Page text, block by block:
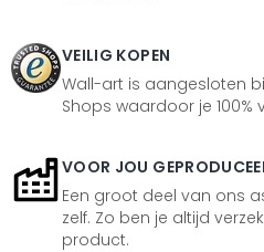
VEILIG KOPEN
Wall-art is aangesloten
Shops waardoor je 100%
VOOR JOU
Een groot deel van ons
zelf. Zo ben je altijd
product.